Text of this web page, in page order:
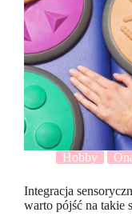
Hobby
Integracja
warto pójść na takie